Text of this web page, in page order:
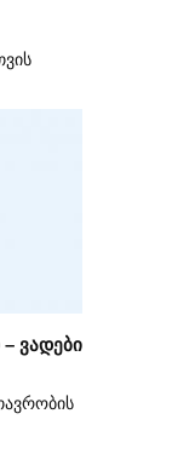
– ვადები